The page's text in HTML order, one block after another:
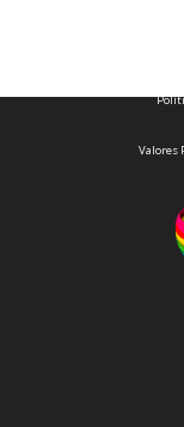
Valores